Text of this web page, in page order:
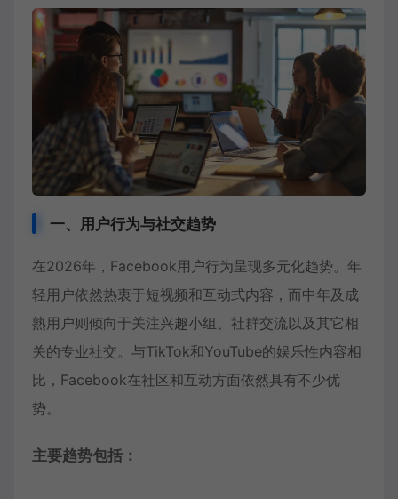
一、用户行为与社交趋势
在2026年，Facebook用户行为呈现多元化趋势。年
轻用户依然热衷于短视频和互动式内容，而中年及成
熟用户则倾向于关注兴趣小组、社群交流以及其它相
关的专业社交。与TikTok和YouTube的娱乐性内容相
比，Facebook在社区和互动方面依然具有不少优
势。
主要趋势包括：